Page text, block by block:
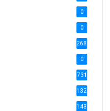
0
0
2686
0
731
1321
1488